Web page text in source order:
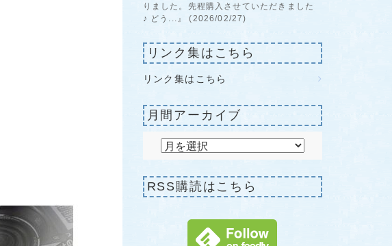
りました。先程購入させていただきました
♪ どう...』 (2026/02/27)
リンク集はこちら
リンク集はこちら
月間アーカイブ
RSS購読はこちら